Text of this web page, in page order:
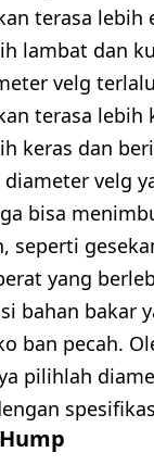
terasa lebih
lambat dan
velg
terasa lebih
keras dan
diameter velg
bisa
seperti
yang
bahan bakar
ban pecah.
pilihlah